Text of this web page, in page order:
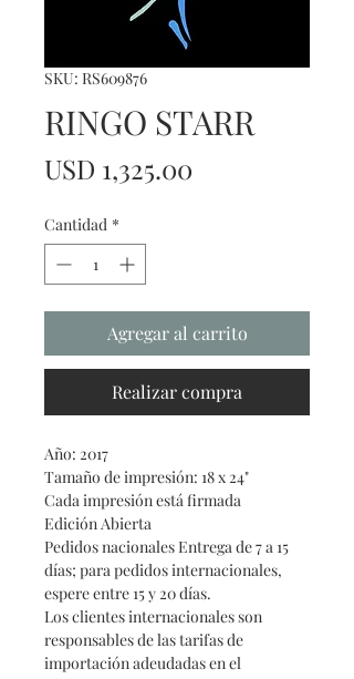
SKU: RS609876
RINGO STARR
USD 1,325.00
Cantidad *
Agregar al carrito
Realizar compra
Año: 2017
Tamaño de impresión: 18 x 24"
Cada impresión está firmada
Edición Abierta
Pedidos nacionales Entrega de 7 a 15
días; para pedidos internacionales,
espere entre 15 y 20 días.
Los clientes internacionales son
responsables de las tarifas de
importación adeudadas en el